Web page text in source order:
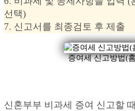
선택)
7. 신고서를 최종검토 후 제출
증여세 신고방법(
신혼부부 비과세 증여 신고할